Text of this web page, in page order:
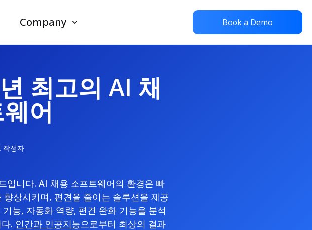
Company Book a Demo
최고의 AI 채
어
작성자
입니다. AI 채용 소프트웨어의 환경은 빠
상시키며, 편견을 줄이는 솔루션을 제공
능, 자동화 역량, 편견 완화 기능을 분석
. 인간과 인공지능으로부터 최상의 결과